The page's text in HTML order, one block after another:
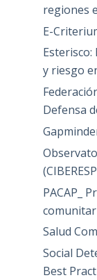
regiones
E-
y riesgo
Defensa
PACAP_
Salud
Social
Best